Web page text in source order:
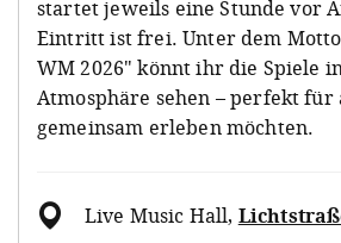
startet jeweils eine Stunde vor
Eintritt ist frei. Unter dem
WM 2026" könnt ihr die Spiele
Atmosphäre sehen – perfekt
gemeinsam erleben möchten.
Live Music Hall,